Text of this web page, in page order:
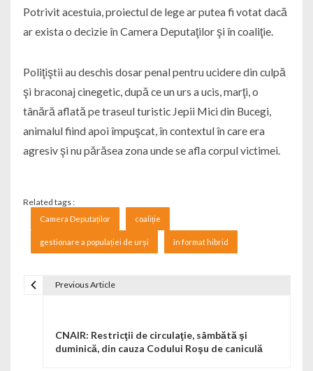
Potrivit acestuia, proiectul de lege ar putea fi votat dacă
ar exista o decizie în Camera Deputaţilor şi în coaliţie.
Poliţiştii au deschis dosar penal pentru ucidere din culpă
şi braconaj cinegetic, după ce un urs a ucis, marţi, o
tânără aflată pe traseul turistic Jepii Mici din Bucegi,
animalul fiind apoi împuşcat, în contextul în care era
agresiv şi nu părăsea zona unde se afla corpul victimei.
Related tags :
Camera Deputaților coaliție
gestionare a populației de urși în format hibrid
Previous Article
CNAIR: Restricţii de circulaţie, sâmbătă şi
duminică, din cauza Codului Roşu de caniculă